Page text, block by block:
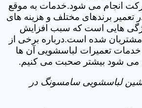
انجام می شود.خدمات به موقع
تعمیر برندهای مختلف و هزینه های
هایی است که سبب افزایش
شده است.درباره برخی از
خدمات تعمیرات لباسشویی آن ها
می شود بیشتر صحبت می کنیم.
لباسشویی سامسونگ در